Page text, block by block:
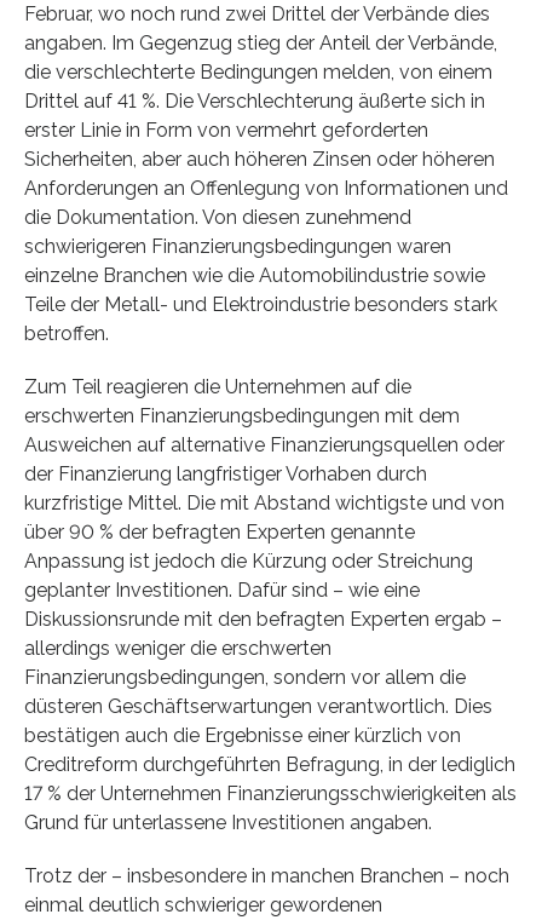
Februar, wo noch rund zwei Drittel der Verbände dies
angaben. Im Gegenzug stieg der Anteil der Verbände,
die verschlechterte Bedingungen melden, von einem
Drittel auf 41 %. Die Verschlechterung äußerte sich in
erster Linie in Form von vermehrt geforderten
Sicherheiten, aber auch höheren Zinsen oder höheren
Anforderungen an Offenlegung von Informationen und
die Dokumentation. Von diesen zunehmend
schwierigeren Finanzierungsbedingungen waren
einzelne Branchen wie die Automobilindustrie sowie
Teile der Metall- und Elektroindustrie besonders stark
betroffen.
Zum Teil reagieren die Unternehmen auf die
erschwerten Finanzierungsbedingungen mit dem
Ausweichen auf alternative Finanzierungsquellen oder
der Finanzierung langfristiger Vorhaben durch
kurzfristige Mittel. Die mit Abstand wichtigste und von
über 90 % der befragten Experten genannte
Anpassung ist jedoch die Kürzung oder Streichung
geplanter Investitionen. Dafür sind – wie eine
Diskussionsrunde mit den befragten Experten ergab –
allerdings weniger die erschwerten
Finanzierungsbedingungen, sondern vor allem die
düsteren Geschäftserwartungen verantwortlich. Dies
bestätigen auch die Ergebnisse einer kürzlich von
Creditreform durchgeführten Befragung, in der lediglich
17 % der Unternehmen Finanzierungsschwierigkeiten als
Grund für unterlassene Investitionen angaben.
Trotz der – insbesondere in manchen Branchen – noch
einmal deutlich schwieriger gewordenen